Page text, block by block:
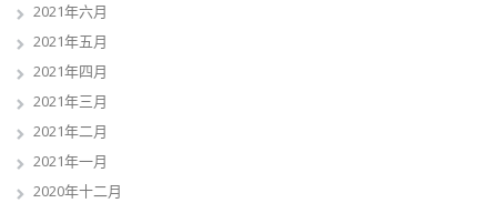
2021年六月
2021年五月
2021年四月
2021年三月
2021年二月
2021年一月
2020年十二月